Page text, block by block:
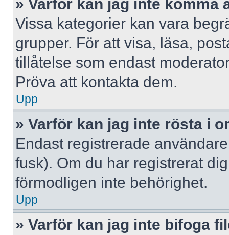
» Varför kan jag inte komma
Vissa kategorier kan vara
grupper. För att visa, läsa,
tillåtelse som endast
Pröva att kontakta dem.
Upp
» Varför kan jag inte rösta i
Endast registrerade
fusk). Om du har registrerat
förmodligen inte behörighet.
Upp
» Varför kan jag inte bifoga